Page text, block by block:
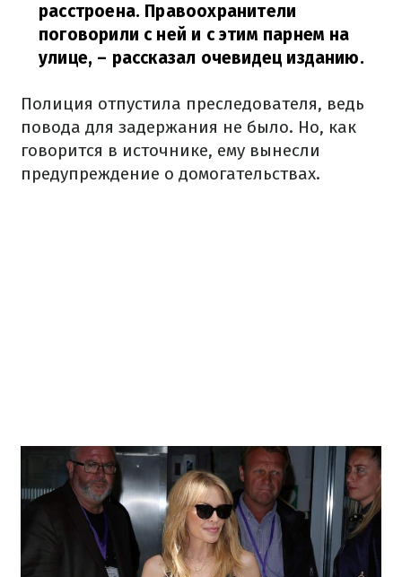
расстроена. Правоохранители
поговорили с ней и с этим парнем на
улице, – рассказал очевидец изданию.
Полиция отпустила преследователя, ведь
повода для задержания не было. Но, как
говорится в источнике, ему вынесли
предупреждение о домогательствах.